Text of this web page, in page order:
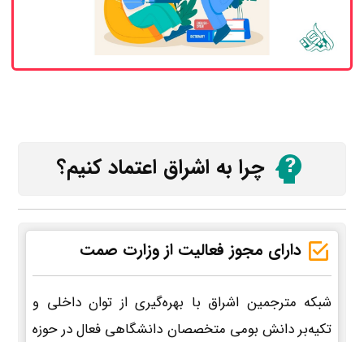
چرا به اشراق اعتماد کنیم؟
دارای مجوز فعالیت از وزارت صمت
شبکه مترجمین اشراق با بهره‌گیری از توان داخلی و
تکیه‌بر دانش بومی متخصصان دانشگاهی فعال در حوزه